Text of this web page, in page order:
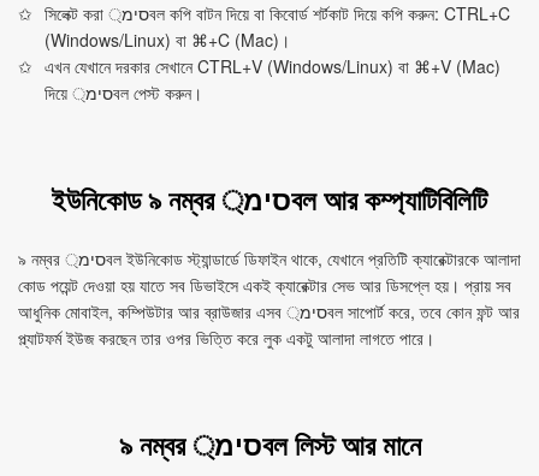
সিলেক্ট করা סימ্বল কপি বাটন দিয়ে বা কিবোর্ড শর্টকাট দিয়ে কপি করুন: CTRL+C
(Windows/Linux) বা ⌘+C (Mac)।
এখন যেখানে দরকার সেখানে CTRL+V (Windows/Linux) বা ⌘+V (Mac)
দিয়ে סימ্বল পেস্ট করুন।
ইউনিকোড ৯ নম্বর סימ্বল আর কম্প্যাটিবিলিটি
৯ নম্বর סימ্বল ইউনিকোড স্ট্যান্ডার্ডে ডিফাইন থাকে, যেখানে প্রতিটি ক্যারেক্টারকে আলাদা
কোড পয়েন্ট দেওয়া হয় যাতে সব ডিভাইসে একই ক্যারেক্টার সেভ আর ডিসপ্লে হয়। প্রায় সব
আধুনিক মোবাইল, কম্পিউটার আর ব্রাউজার এসব סימ্বল সাপোর্ট করে, তবে কোন ফন্ট আর
প্ল্যাটফর্ম ইউজ করছেন তার ওপর ভিত্তি করে লুক একটু আলাদা লাগতে পারে।
৯ নম্বর סימ্বল লিস্ট আর মানে